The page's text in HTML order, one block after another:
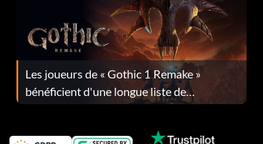
Les joueurs de « Gothic 1 Remake »
bénéficient d'une longue liste de
corrections dans la mise à jour 1.0.4